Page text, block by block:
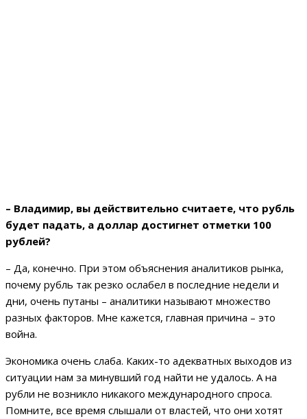
– Владимир, вы действительно считаете, что рубль
будет падать, а доллар достигнет отметки 100
рублей?
– Да, конечно. При этом объяснения аналитиков рынка,
почему рубль так резко ослабел в последние недели и
дни, очень путаны – аналитики называют множество
разных факторов. Мне кажется, главная причина – это
война.
Экономика очень слаба. Каких-то адекватных выходов из
ситуации нам за минувший год найти не удалось. А на
рубли не возникло никакого международного спроса.
Помните, все время слышали от властей, что они хотят